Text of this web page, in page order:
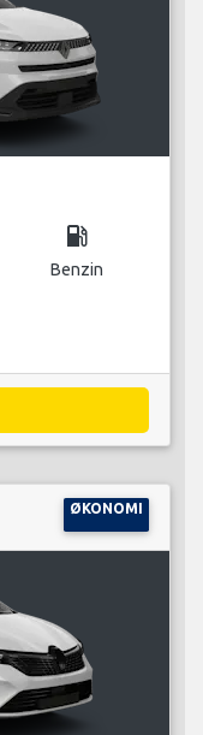
local_gas_station
Benzin
ØKONOMI